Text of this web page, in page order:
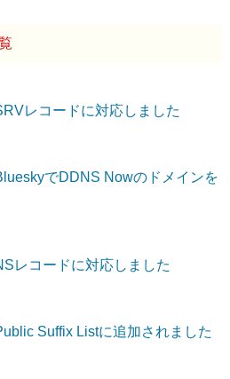
レコードに対応しました
でDDNS Nowのドメインを
レコードに対応しました
Suffix Listに追加されました